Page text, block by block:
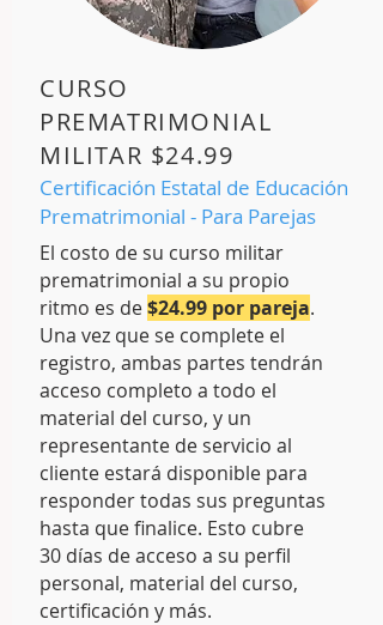
CURSO
PREMATRIMONIAL
MILITAR $24.99
Certificación Estatal de Educación
Prematrimonial - Para Parejas
El costo de su curso militar
prematrimonial a su propio
ritmo es de$24.99 por pareja.
Una vez que se complete el
registro, ambas partes tendrán
acceso completo a todo el
material del curso, y un
representante de servicio al
cliente estará disponible para
responder todas sus preguntas
hasta que finalice. Esto cubre
30 días de acceso a su perfil
personal, material del curso,
certificación y más.